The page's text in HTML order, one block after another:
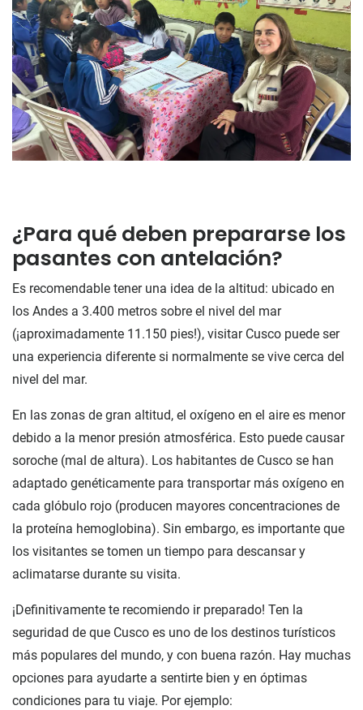
¿Para qué deben prepararse los
pasantes con antelación?
Es recomendable tener una idea de la altitud: ubicado en
los Andes a 3.400 metros sobre el nivel del mar
(¡aproximadamente 11.150 pies!), visitar Cusco puede ser
una experiencia diferente si normalmente se vive cerca del
nivel del mar.
En las zonas de gran altitud, el oxígeno en el aire es menor
debido a la menor presión atmosférica. Esto puede causar
soroche (mal de altura). Los habitantes de Cusco se han
adaptado genéticamente para transportar más oxígeno en
cada glóbulo rojo (producen mayores concentraciones de
la proteína hemoglobina). Sin embargo, es importante que
los visitantes se tomen un tiempo para descansar y
aclimatarse durante su visita.
¡Definitivamente te recomiendo ir preparado! Ten la
seguridad de que Cusco es uno de los destinos turísticos
más populares del mundo, y con buena razón. Hay muchas
opciones para ayudarte a sentirte bien y en óptimas
condiciones para tu viaje. Por ejemplo: